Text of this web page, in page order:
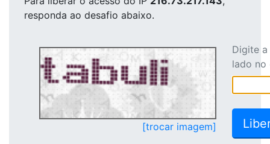
responda ao desafio abaixo.
[trocar imagem]
Digite
lado no